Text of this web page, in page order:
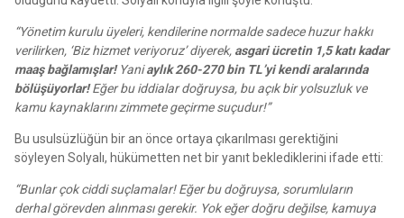
“Yönetim kurulu üyeleri, kendilerine normalde sadece huzur hakkı
verilirken, ‘Biz hizmet veriyoruz’ diyerek, asgari ücretin 1,5 katı kadar
maaş bağlamışlar!Yaniaylık 260-270 bin TL’yi kendi aralarında
bölüşüyorlar!Eğer bu iddialar doğruysa, bu açık bir yolsuzluk ve
kamu kaynaklarını zimmete geçirme suçudur!”
Bu usulsüzlüğün bir an önce ortaya çıkarılması gerektiğini
söyleyen Solyalı, hükümetten net bir yanıt beklediklerini ifade etti:
“Bunlar çok ciddi suçlamalar! Eğer bu doğruysa, sorumluların
derhal görevden alınması gerekir. Yok eğer doğru değilse, kamuya